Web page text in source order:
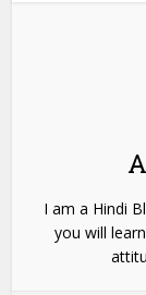
I am a Hindi
you will